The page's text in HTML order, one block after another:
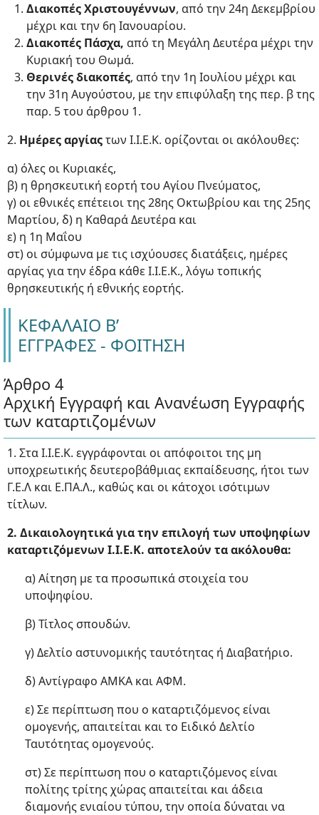
Διακοπές Χριστουγέννων, από την 24η Δεκεμβρίου
μέχρι και την 6η Ιανουαρίου.
Διακοπές Πάσχα, από τη Μεγάλη Δευτέρα μέχρι την
Κυριακή του Θωμά.
Θερινές διακοπές, από την 1η Ιουλίου μέχρι και
την 31η Αυγούστου, με την επιφύλαξη της περ. β της
παρ. 5 του άρθρου 1.
2. Ημέρες αργίαςτων Ι.Ι.Ε.Κ. ορίζονται οι ακόλουθες:
α) όλες οι Κυριακές,
β) η θρησκευτική εορτή του Αγίου Πνεύματος,
γ) οι εθνικές επέτειοι της 28ης Οκτωβρίου και της 25ης
Μαρτίου, δ) η Καθαρά Δευτέρα και
ε) η 1η Μαΐου
στ) οι σύμφωνα με τις ισχύουσες διατάξεις, ημέρες
αργίας για την έδρα κάθε Ι.Ι.Ε.Κ., λόγω τοπικής
θρησκευτικής ή εθνικής εορτής.
ΚΕΦΑΛΑΙΟ Β’
ΕΓΓΡΑΦΕΣ - ΦΟΙΤΗΣΗ
Άρθρο 4
Αρχική Εγγραφή και Ανανέωση Εγγραφής
των καταρτιζομένων
1. Στα Ι.Ι.Ε.Κ. εγγράφονται οι απόφοιτοι της μη
υποχρεωτικής δευτεροβάθμιας εκπαίδευσης, ήτοι των
Γ.Ε.Λ και Ε.ΠΑ.Λ., καθώς και οι κάτοχοι ισότιμων
τίτλων.
2. Δικαιολογητικά για την επιλογή των υποψηφίων
καταρτιζόμενων Ι.Ι.Ε.Κ. αποτελούν τα ακόλουθα:
α) Αίτηση με τα προσωπικά στοιχεία του
υποψηφίου.
β) Τίτλος σπουδών.
γ) Δελτίο αστυνομικής ταυτότητας ή Διαβατήριο.
δ) Αντίγραφο ΑΜΚΑ και ΑΦΜ.
ε) Σε περίπτωση που ο καταρτιζόμενος είναι
ομογενής, απαιτείται και το Ειδικό Δελτίο
Ταυτότητας ομογενούς.
στ) Σε περίπτωση που ο καταρτιζόμενος είναι
πολίτης τρίτης χώρας απαιτείται και άδεια
διαμονής ενιαίου τύπου, την οποία δύναται να